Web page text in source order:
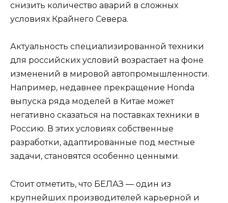
снизить количество аварий в сложных
условиях Крайнего Севера.
Актуальность специализированной техники
для российских условий возрастает на фоне
изменений в мировой автопромышленности.
Например, недавнее прекращение Honda
выпуска ряда моделей в Китае может
негативно сказаться на поставках техники в
Россию. В этих условиях собственные
разработки, адаптированные под местные
задачи, становятся особенно ценными.
Стоит отметить, что БЕЛАЗ — один из
крупнейших производителей карьерной и